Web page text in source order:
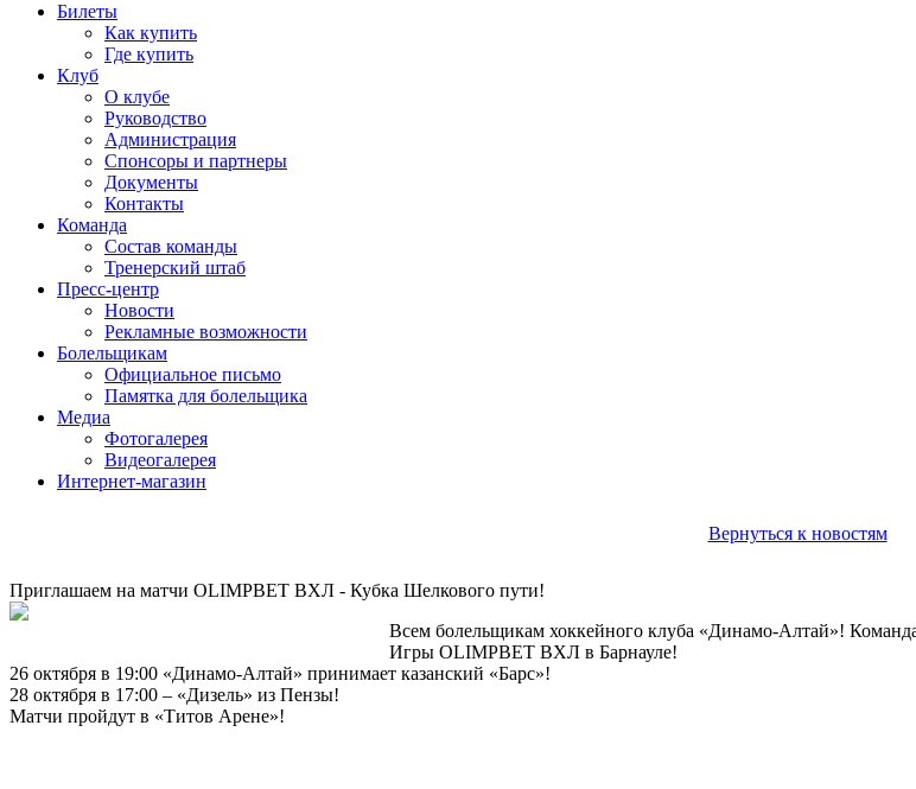
Билеты
Как купить
Где купить
Клуб
О клубе
Руководство
Администрация
Спонсоры и партнеры
Документы
Контакты
Команда
Состав команды
Тренерский штаб
Пресс-центр
Новости
Рекламные возможности
Болельщикам
Официальное письмо
Памятка для болельщика
Медиа
Фотогалерея
Видеогалерея
Интернет-магазин
Вернуться к новостям
Приглашаем на матчи OLIMPBET ВХЛ - Кубка Шелкового пути!
Всем болельщикам хоккейного клуба «Динамо-Алтай»!
Игры OLIMPBET ВХЛ в Барнауле!
26 октября в 19:00 «Динамо-Алтай» принимает казанский «Барс»!
28 октября в 17:00 – «Дизель» из Пензы!
Матчи пройдут в «Титов Арене»!